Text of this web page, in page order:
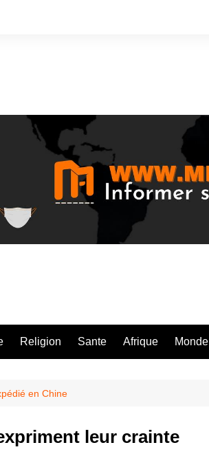
Religion Sante Afrique Monde
en Chine
leur crainte